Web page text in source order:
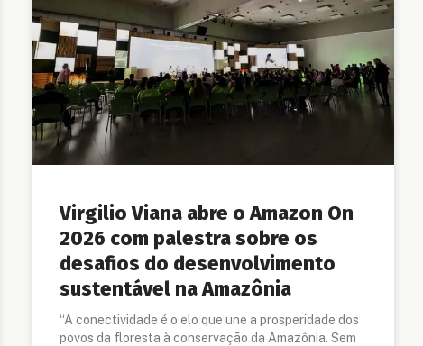
Virgilio Viana abre o Amazon On
2026 com palestra sobre os
desafios do desenvolvimento
sustentável na Amazônia
“A conectividade é o elo que une a prosperidade dos
povos da floresta à conservação da Amazônia. Sem